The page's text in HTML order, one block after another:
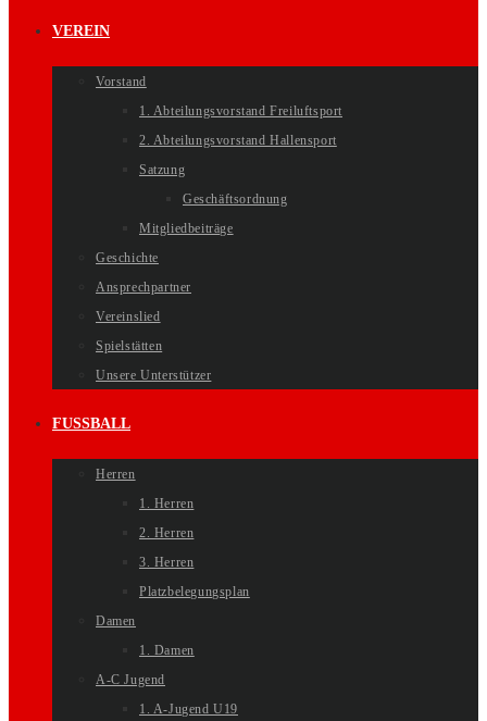
VEREIN
Vorstand
1. Abteilungsvorstand Freiluftsport
2. Abteilungsvorstand Hallensport
Satzung
Geschäftsordnung
Mitgliedbeiträge
Geschichte
Ansprechpartner
Vereinslied
Spielstätten
Unsere Unterstützer
FUSSBALL
Herren
1. Herren
2. Herren
3. Herren
Platzbelegungsplan
Damen
1. Damen
A-C Jugend
1. A-Jugend U19